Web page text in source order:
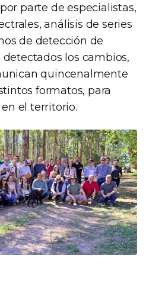
parte de especialistas,
análisis de series
de detección de
los cambios,
quincenalmente
formatos, para
el territorio.